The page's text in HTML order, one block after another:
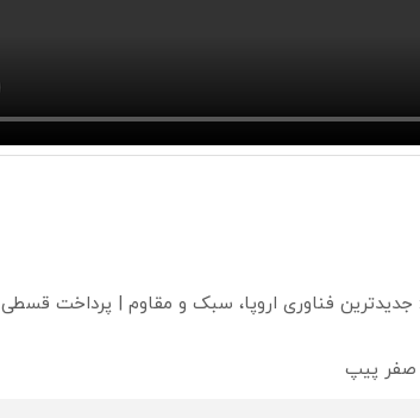
فناوری اروپا، سبک و مقاوم | پرداخت قسطی